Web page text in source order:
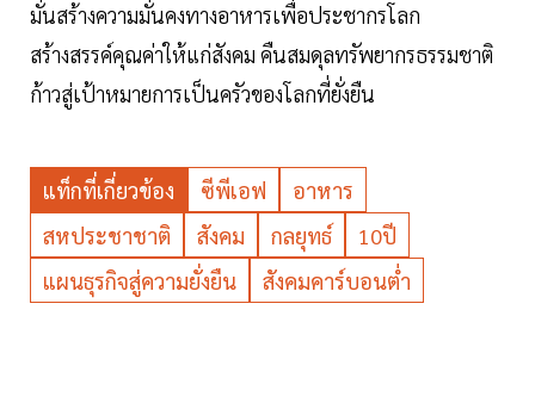
มั่นสร้างความมั่นคงทางอาหารเพื่อประชากรโลก
สร้างสรรค์คุณค่าให้แก่สังคม คืนสมดุลทรัพยากรธรรมชาติ
ก้าวสู่เป้าหมายการเป็นครัวของโลกที่ยั่งยืน
แท็กที่เกี่ยวข้อง ซีพีเอฟ
อาหาร
สหประชาชาติ
สังคม กลยุทธ์
10ปี
แผนธุรกิจสู่ความยั่งยืน
สังคมคาร์บอนต่ำ